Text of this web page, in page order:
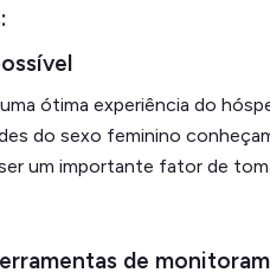
ótima experiência do
do sexo feminino
um importante fator de
de